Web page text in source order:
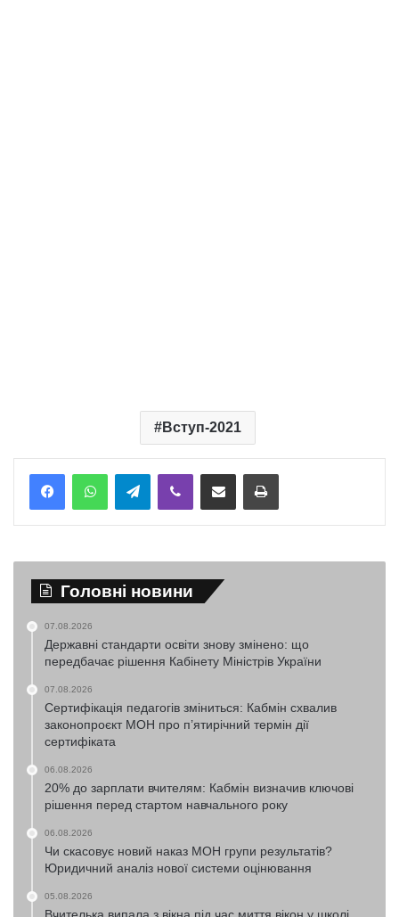
Вступ-2021
TelegramViber Надіслати електронною поштоюНадрукувати
Головні новини
07.08.2026
Державні стандарти освіти знову змінено: що
передбачає рішення Кабінету Міністрів України
07.08.2026
Сертифікація педагогів зміниться: Кабмін схвалив
законопроєкт МОН про п’ятирічний термін дії
сертифіката
06.08.2026
20% до зарплати вчителям: Кабмін визначив ключові
рішення перед стартом навчального року
06.08.2026
Чи скасовує новий наказ МОН групи результатів?
Юридичний аналіз нової системи оцінювання
05.08.2026